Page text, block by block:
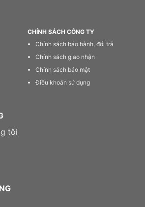
CHÍNH SÁCH CÔNG TY
Chính sách bảo hành, đổi trả
Chính sách giao nhận
Chính sách bảo mật
Điều khoản sử dụng
tôi